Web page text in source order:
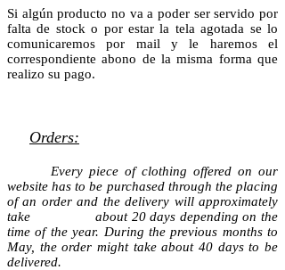
Si algún producto no va a poder ser servido por
falta de stock o por estar la tela agotada se lo
comunicaremos por mail y le haremos el
correspondiente abono de la misma forma que
realizo su pago.
Orders:
Every piece of clothing offered on our
website has to be purchased through the placing
of an order and the delivery will approximately
take about 20 days depending on the
time of the year. During the previous months to
May, the order might take about 40 days to be
delivered.